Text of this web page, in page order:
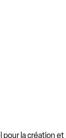
pour la création